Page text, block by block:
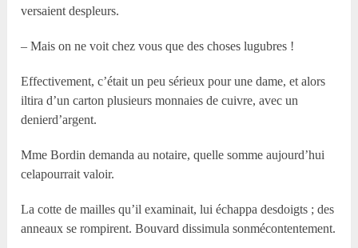
versaient despleurs.
– Mais on ne voit chez vous que des choses lugubres !
Effectivement, c’était un peu sérieux pour une dame, et alors
iltira d’un carton plusieurs monnaies de cuivre, avec un
denierd’argent.
Mme Bordin demanda au notaire, quelle somme aujourd’hui
celapourrait valoir.
La cotte de mailles qu’il examinait, lui échappa desdoigts ; des
anneaux se rompirent. Bouvard dissimula sonmécontentement.